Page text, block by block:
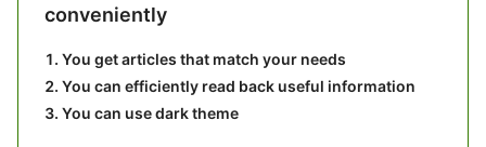
conveniently
You get articles that match your needs
You can efficiently read back useful information
You can use dark theme